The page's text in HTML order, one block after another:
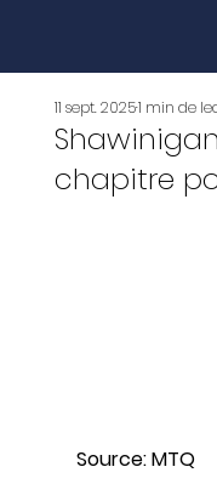
chapitre
11 sept. 20251 min de
Source: MTQ